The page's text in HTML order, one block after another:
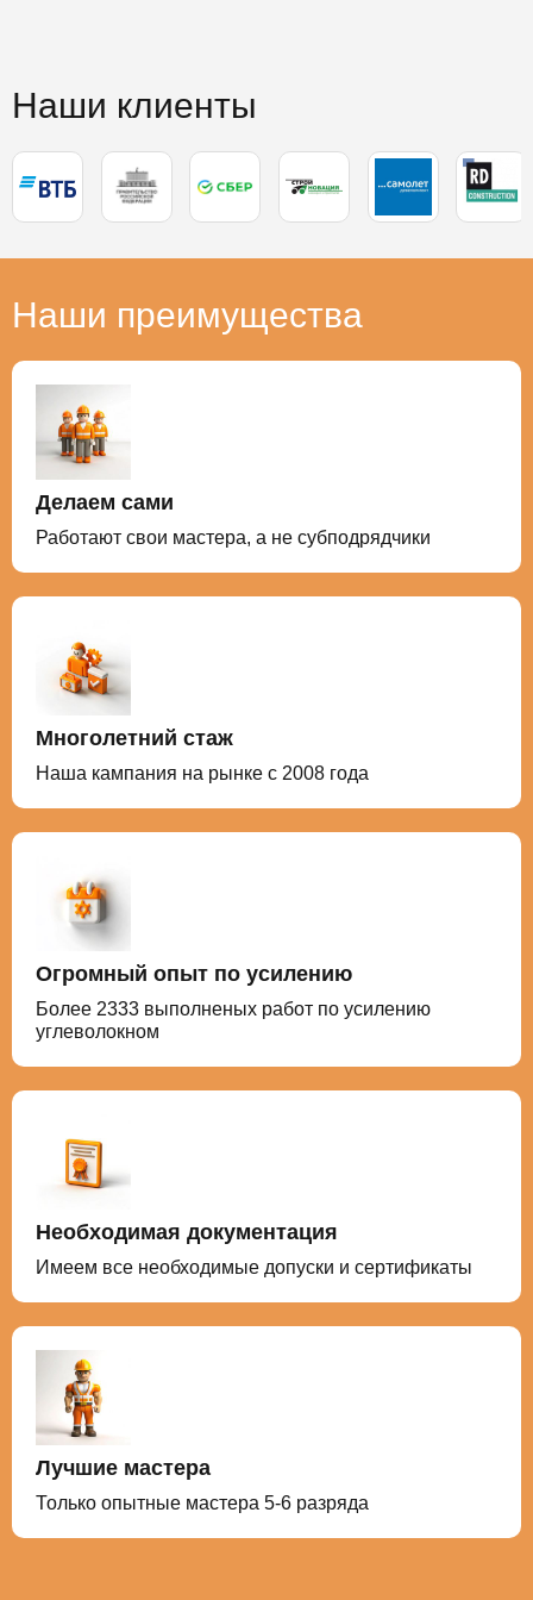
Наши клиенты
Наши преимущества
Делаем сами
Работают свои мастера, а не субподрядчики
Многолетний стаж
Наша кампания на рынке с 2008 года
Огромный опыт по усилению
Более 2333 выполненых работ по усилению
углеволокном
Необходимая документация
Имеем все необходимые допуски и сертификаты
Лучшие мастера
Только опытные мастера 5-6 разряда